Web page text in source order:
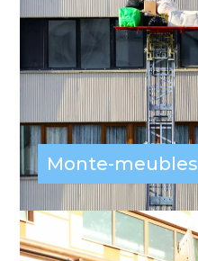
Monte-meubles